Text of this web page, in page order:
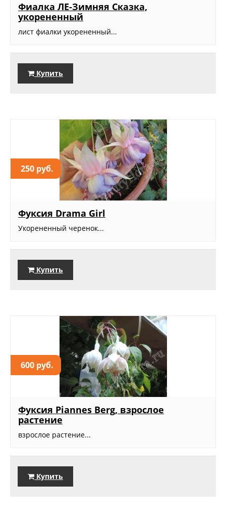
Фиалка ЛЕ-Зимняя Сказка,
укорененный
лист фиалки укорененный...
Купить
250 руб.
Фуксия Drama Girl
Укорененный черенок...
Купить
600 руб.
Фуксия Piannes Berg, взрослое
растение
взрослое растение...
Купить